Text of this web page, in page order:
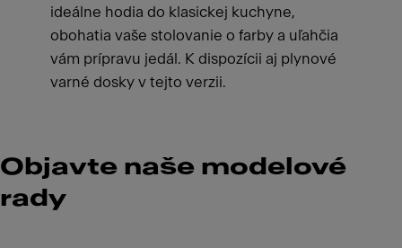
ideálne hodia do klasickej kuchyne,
obohatia vaše stolovanie o farby a uľahčia
vám prípravu jedál. K dispozícii aj plynové
varné dosky v tejto verzii.
Objavte naše modelové
rady